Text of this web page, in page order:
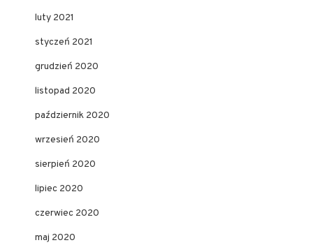
luty 2021
styczeń 2021
grudzień 2020
listopad 2020
październik 2020
wrzesień 2020
sierpień 2020
lipiec 2020
czerwiec 2020
maj 2020